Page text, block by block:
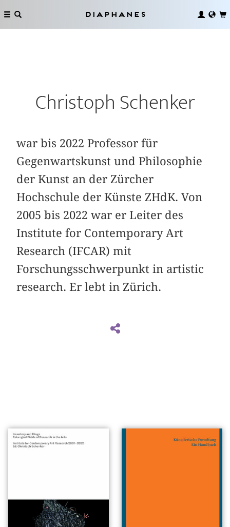
Diaphanes
Christoph Schenker
war bis 2022 Professor für
Gegenwartskunst und Philosophie
der Kunst an der Zürcher
Hochschule der Künste ZHdK. Von
2005 bis 2022 war er Leiter des
Institute for Contemporary Art
Research (IFCAR) mit
Forschungsschwerpunkt in artistic
research. Er lebt in Zürich.